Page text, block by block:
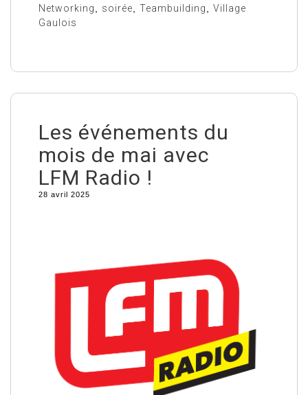
Networking
soirée Teambuilding
Village
Gaulois
Les événements du
mois de mai avec
LFM Radio !
28 avril 2025